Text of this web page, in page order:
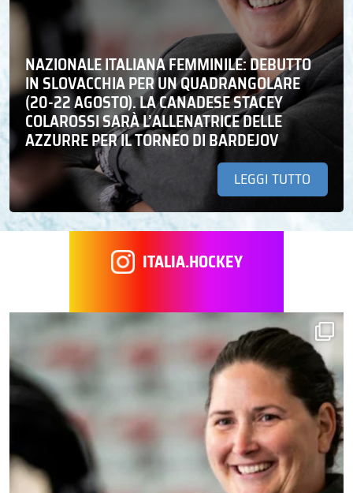
NAZIONALE ITALIANA FEMMINILE: DEBUTTO
IN SLOVACCHIA PER UN QUADRANGOLARE
(20-22 AGOSTO). LA CANADESE STACEY
COLAROSSI SARÀ L’ALLENATRICE DELLE
AZZURRE PER IL TORNEO DI BARDEJOV
LEGGI TUTTO
ITALIA.HOCKEY